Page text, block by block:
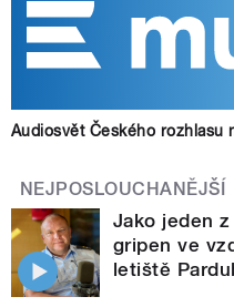
Audiosvět Českého rozhlasu
NEJPOSLOUCHANĚJŠÍ
Jako jeden
gripen ve
letiště